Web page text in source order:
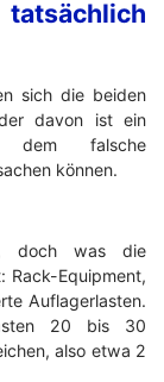
sich die beiden
davon ist ein
dem falsche
können.
doch was die
Rack-Equipment,
Auflagerlasten.
20 bis 30
also etwa 2